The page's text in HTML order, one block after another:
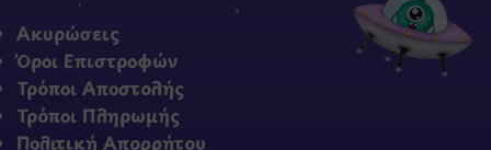
Ακυρώσεις
Όροι Επιστροφών
Τρόποι Αποστολής
Τρόποι Πληρωμής
Πολιτική Απορρήτου